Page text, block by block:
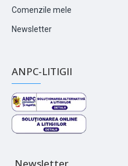
Comenzile mele
Newsletter
ANPC-LITIGII